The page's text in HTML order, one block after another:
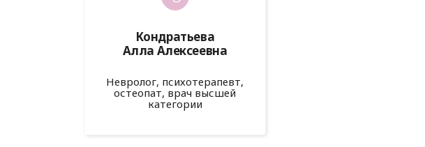
Кондратьева
Алла Алексеевна
Невролог, психотерапевт,
остеопат, врач высшей
категории